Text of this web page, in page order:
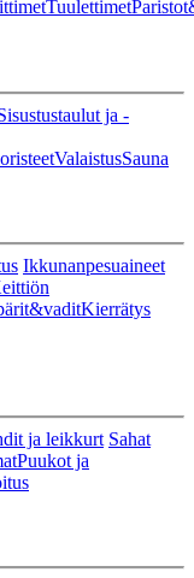
Tuulettimet
ja -
ValaistusSauna
Ikkunanpesuaineet
Kierrätys
ja leikkurt Sahat
Puukot ja